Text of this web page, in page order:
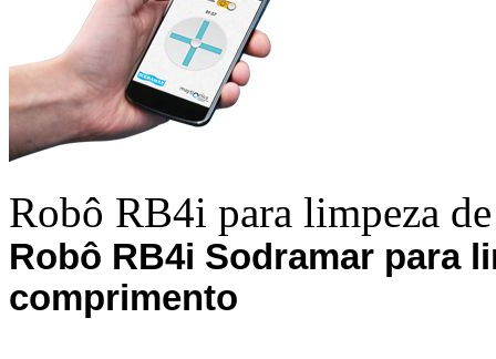
Robô RB4i para limpeza
Robô RB4i Sodramar para
comprimento